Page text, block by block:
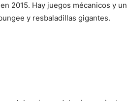
2015. Hay juegos mécanicos y un
y resbaladillas gigantes.